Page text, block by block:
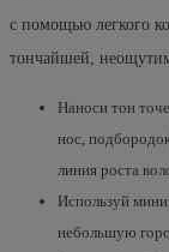
с помощью легкого
тончайшей,
Наноси тон
нос,
линия роста
Используй
небольшую